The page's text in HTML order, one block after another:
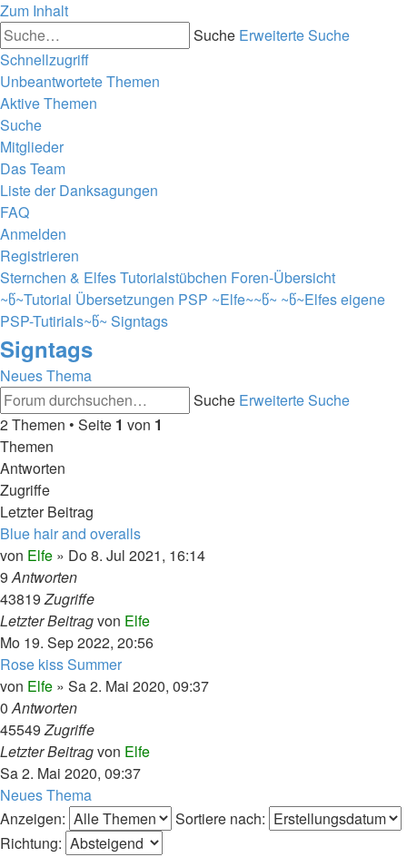
Zum Inhalt
Suche Erweiterte Suche
Schnellzugriff
Unbeantwortete Themen
Aktive Themen
Suche
Mitglieder
Das Team
Liste der Danksagungen
FAQ
Anmelden
Registrieren
Sternchen & Elfes Tutorialstübchen Foren-Übersicht
~წ~Tutorial Übersetzungen PSP ~Elfe~~წ~ ~წ~Elfes eigene
PSP-Tutirials~წ~ Signtags
Signtags
Neues Thema
Suche Erweiterte Suche
2 Themen • Seite 1 von 1
Themen
Antworten
Zugriffe
Letzter Beitrag
Blue hair and overalls
von Elfe » Do 8. Jul 2021, 16:14
9Antworten
43819Zugriffe
Letzter Beitragvon Elfe
Mo 19. Sep 2022, 20:56
Rose kiss Summer
von Elfe » Sa 2. Mai 2020, 09:37
0Antworten
45549Zugriffe
Letzter Beitragvon Elfe
Sa 2. Mai 2020, 09:37
Neues Thema
Anzeigen:
Sortiere nach:
Richtung: